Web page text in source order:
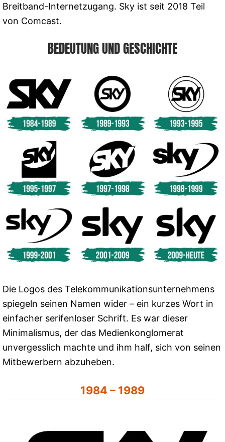
Breitband-Internetzugang. Sky ist seit 2018 Teil
von Comcast.
BEDEUTUNG UND GESCHICHTE
Die Logos des Telekommunikationsunternehmens
spiegeln seinen Namen wider – ein kurzes Wort in
einfacher serifenloser Schrift. Es war dieser
Minimalismus, der das Medienkonglomerat
unvergesslich machte und ihm half, sich von seinen
Mitbewerbern abzuheben.
1984 – 1989